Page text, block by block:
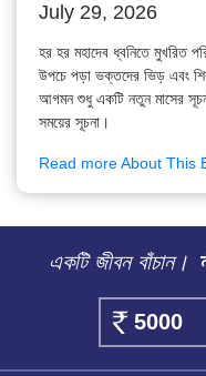
July 29, 2026
হর হর মহাদেব ধ্বনিতে মুখরিত
উপচে পড়া ভক্তদের ভিড় এবং
আগমন শুধু একটি নতুন মাসের
সময়ের সূচনা।
Read more About This
একটি জীবন বাঁচান।